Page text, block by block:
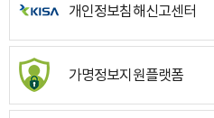
개인정보침해신고센터
가명정보지원플랫폼